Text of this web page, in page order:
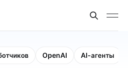
OpenAI AI-агенты